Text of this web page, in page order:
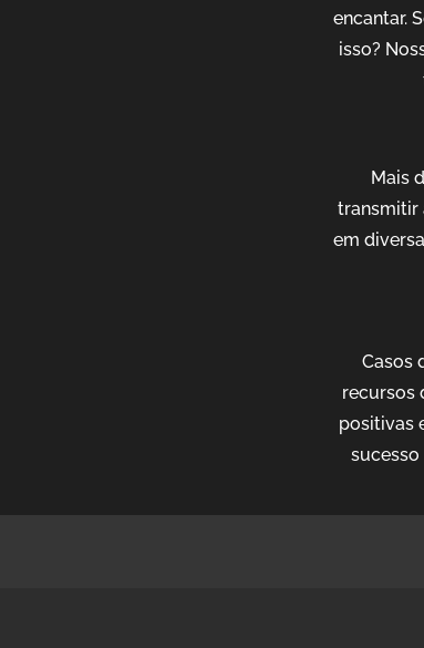
encantar.
isso?
Mais
transmitir
em
Casos
recursos
positivas